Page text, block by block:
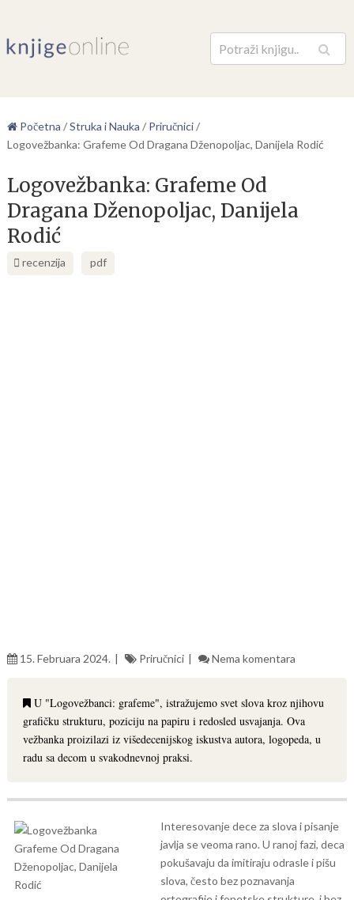
Pretraga
Početna /Struka i Nauka / Priručnici/
Logovežbanka: Grafeme Od Dragana Dženopoljac, Danijela Rodić
Logovežbanka: Grafeme Od
Dragana Dženopoljac, Danijela
Rodić
recenzija pdf
15. Februara 2024. Priručnici Nema komentara
U "Logovežbanci: grafeme", istražujemo svet slova kroz njihovu
grafičku strukturu, poziciju na papiru i redosled usvajanja. Ova
vežbanka proizilazi iz višedecenijskog iskustva autora, logopeda, u
radu sa decom u svakodnevnoj praksi.
Interesovanje dece za slova i pisanje
javlja se veoma rano. U ranoj fazi, deca
pokušavaju da imitiraju odrasle i pišu
slova, često bez poznavanja